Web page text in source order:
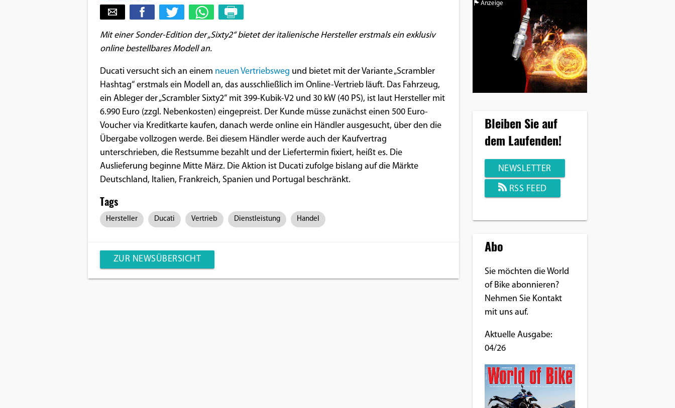
Mit einer Sonder-Edition der „Sixty2“ bietet der italienische Hersteller erstmals ein exklusiv
online bestellbares Modell an.
Ducati versucht sich an einem neuen Vertriebsweg und bietet mit der Variante „Scrambler
Hashtag“ erstmals ein Modell an, das ausschließlich im Online-Vertrieb läuft. Das Fahrzeug,
ein Ableger der „Scrambler Sixty2“ mit 399-Kubik-V2 und 30 kW (40 PS), ist laut Hersteller mit
6.990 Euro (zzgl. Nebenkosten) eingepreist. Der Kunde müsse zunächst einen 500 Euro-
Voucher via Kreditkarte kaufen, danach werde online ein Händler ausgesucht, über den die
Übergabe vollzogen werde. Bei diesem Händler werde auch der Kaufvertrag
unterschrieben, die Restsumme bezahlt und der Liefertermin fixiert, heißt es. Die
Auslieferung beginne Mitte März. Die Aktion ist Ducati zufolge bislang auf die Märkte
Deutschland, Italien, Frankreich, Spanien und Portugal beschränkt.
Tags
Hersteller Ducati Vertrieb Dienstleistung Handel
ZUR NEWSÜBERSICHT
Anzeige
Bleiben Sie auf
dem Laufenden!
NEWSLETTER
RSS FEED
Abo
Sie möchten die World
of Bike abonnieren?
Nehmen Sie Kontakt
mit uns auf.
Aktuelle Ausgabe:
04/26
Dieser Cookie speichert die
Einverständnis-Optionen des
EXTERNE MEDIEN
Social Media Plattformen anzeigen zu
können, werden von diesen externen
Medien Cookies gesetzt.